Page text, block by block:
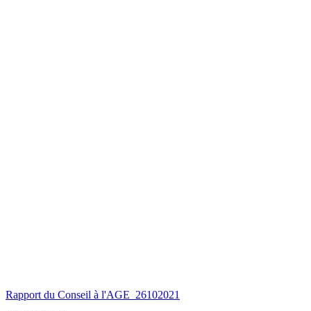
Rapport du Conseil à l'AGE_26102021